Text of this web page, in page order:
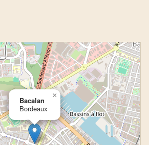
Bacalan
Bordeaux
×